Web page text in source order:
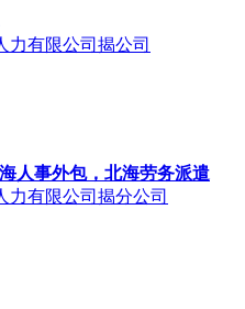
力有限公司揭公司
人事外包，北海劳务派遣
力有限公司揭分公司